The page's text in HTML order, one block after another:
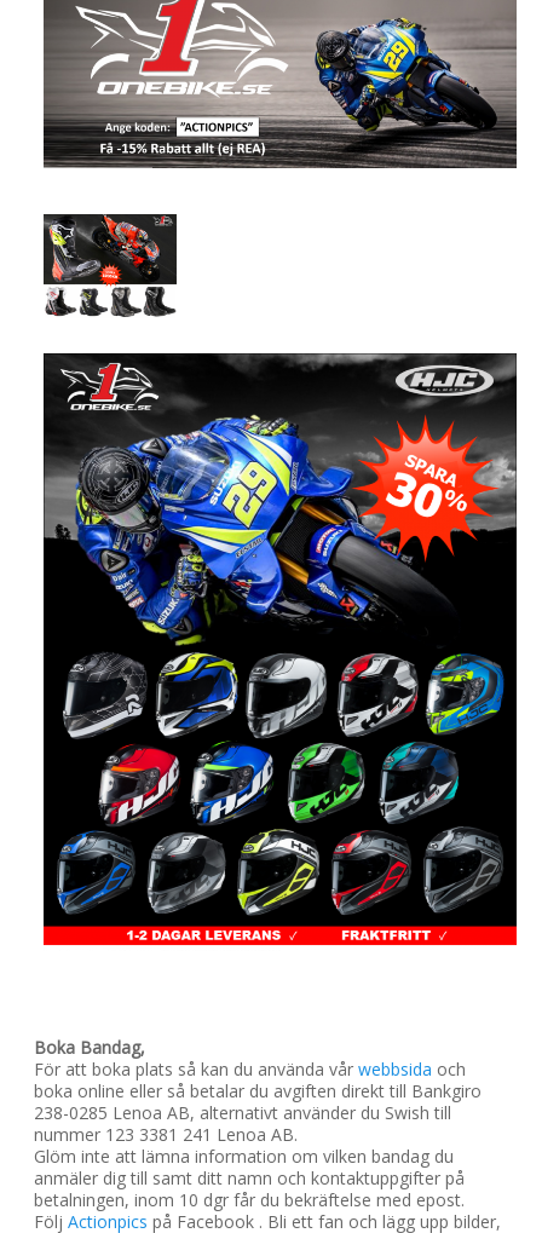
Boka Bandag,
För att boka plats så kan du använda vårwebbsida och
boka online eller så betalar du avgiften direkt till Bankgiro
238-0285 Lenoa AB, alternativt använder du Swish till
nummer 123 3381 241 Lenoa AB.
Glöm inte att lämna information om vilken bandag du
anmäler dig till samt ditt namn och kontaktuppgifter på
betalningen, inom 10 dgr får du bekräftelse med epost.
FöljActionpics på Facebook . Bli ett fan och lägg upp bilder,